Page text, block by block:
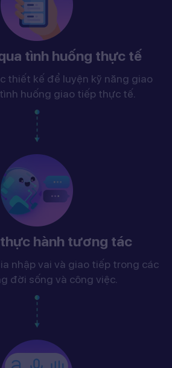
tình huống thực tế
thiết kế để luyện kỹ năng giao
huống giao tiếp thực tế.
hành tương tác
nhập vai và giao tiếp trong các
đời sống và công việc.